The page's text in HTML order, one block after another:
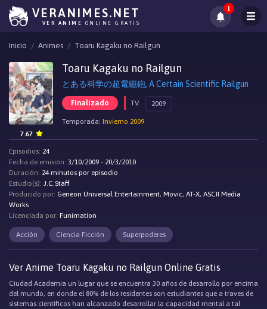
VERANIMES.NET
VER ANIME ONLINE GRATIS
1
Inicio Animes Toaru Kagaku no Railgun
Toaru Kagaku no Railgun
とある科学の超電磁砲, A Certain Scientific Railgun
Finalizado TV 2009
Temporada: Invierno 2009
7.67
Episodios: 24
Fecha de emisión: 3/10/2009 - 20/3/2010
Duración: 24 minutos por episodio
Estudio(s): J.C.Staff
Producido por: Geneon Universal Entertainment, Movic, AT-X, ASCII Media
Works
Licenciada por: Funimation
Acción Ciencia Ficción Superpoderes
Ver Anime Toaru Kagaku no Railgun Online Gratis
Ciudad Academia un lugar que se encuentra 30 años de desarrollo por encima
del mundo, en donde el 80% de los residentes son estudiantes que a traves de
sistemas cientificos han alcanzado desarrollar la capacidad mental a tal